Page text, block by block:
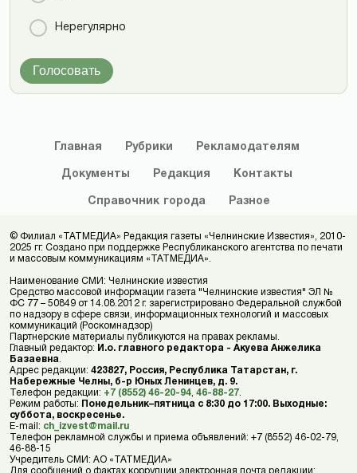
Нерегулярно
Голосовать
Главная Рубрики Рекламодателям
Документы Редакция Контакты
Справочник города Разное
© Филиал «ТАТМЕДИА» Редакция газеты «Челнинские Известия», 2010-
2025 гг. Создано при поддержке Республиканского агентства по печати
и массовым коммуникациям «ТАТМЕДИА».
Наименование СМИ: Челнинские известия
Средство массовой информации газета "Челнинские известия" ЭЛ №
ФС 77 – 50849 от 14.08.2012 г. зарегистрировано Федеральной службой
по надзору в сфере связи, информационных технологий и массовых
коммуникаций (Роскомнадзор)
Партнерские материалы публикуются на правах рекламы.
Главный редактор: И.о. главного редактора - Акуева Анжелика
Базаевна
Адрес редакции: 423827, Россия, Республика Татарстан, г.
Набережные Челны, б-р Юных Ленинцев, д. 9.
Телефон редакции: +7 (8552) 46-20-94 46-88-27
Режим работы: Понедельник–пятница с 8:30 до 17:00. Выходные:
суббота, воскресенье.
E-mail: ch_izvest@mail.ru
Телефон рекламной службы и приема объявлений: +7 (8552) 46-02-79,
46-88-15
Учредитель СМИ: АО «ТАТМЕДИА»
Для сообщений о фактах коррупции электронная почта редакции: